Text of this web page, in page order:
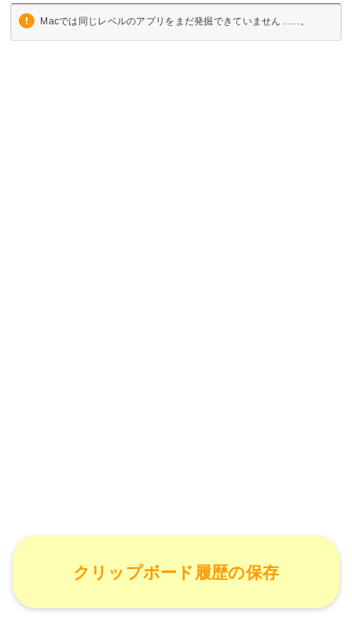
Macでは同じレベルのアプリをまだ発掘できていません……。
クリップボード履歴の保存